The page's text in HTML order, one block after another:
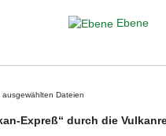
Ebene
Dateien
Expreß“ durch die